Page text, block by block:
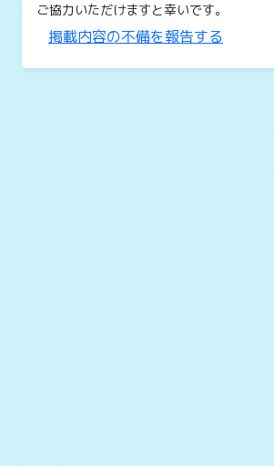
ご協力いただけますと幸いです。
掲載内容の不備を報告する